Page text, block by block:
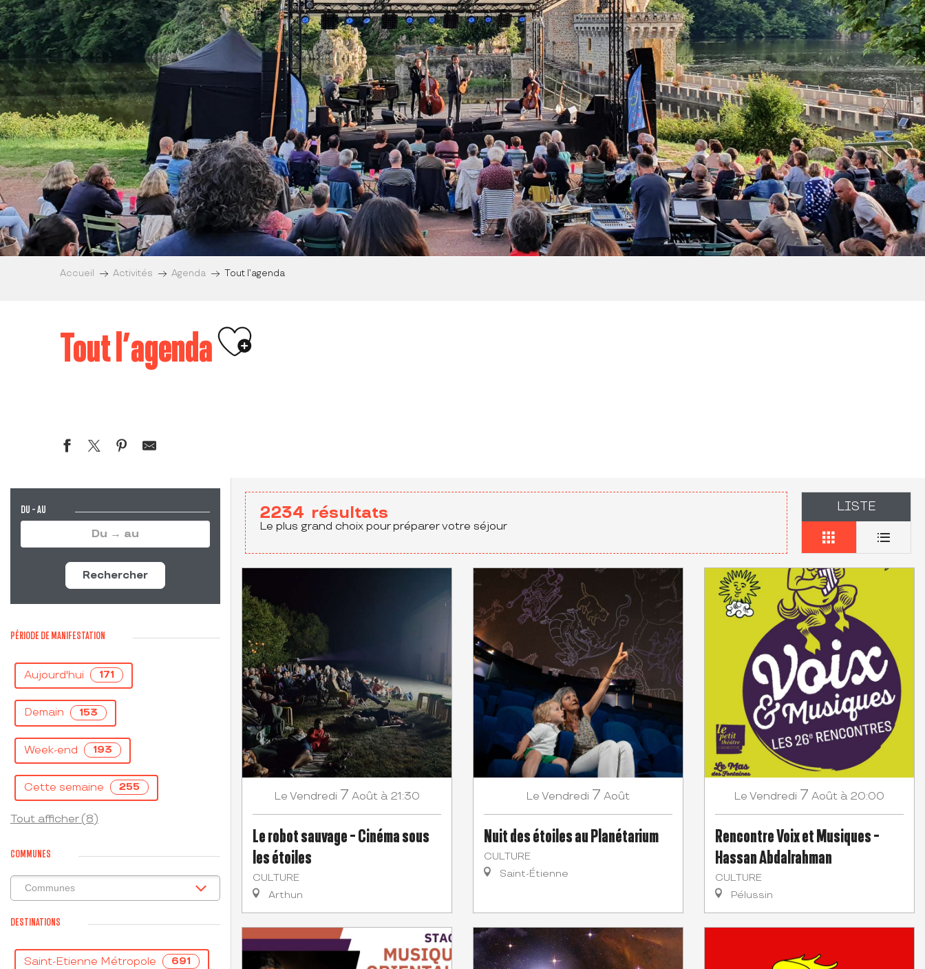
Accueil Activités Agenda Tout l’agenda
Tout l’agendaAjouter aux favoris
DU - AU
Rechercher
PÉRIODE DE MANIFESTATION
Aujourd'hui 171
Demain 153
Week-end 193
Cette semaine 255
Tout afficher (8)
COMMUNES
DESTINATIONS
Saint-Etienne Métropole 691
2234 résultats
Le plus grand choix pour préparer votre séjour
LISTE
Le Vendredi 7 Août à 21:30
Le robot sauvage - Cinéma sous
les étoiles
CULTURE
Arthun
Le Vendredi 7 Août
Nuit des étoiles au Planétarium
CULTURE
Saint-Étienne
Le Vendredi 7 Août à 20:00
Rencontre Voix et Musiques -
Hassan Abdalrahman
CULTURE
Pélussin